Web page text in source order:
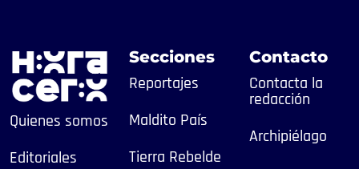
Quienes somos
Editoriales
Secciones
Reportajes
Maldito País
Tierra Rebelde
Contacto
Contacta la
redacción
Archipiélago